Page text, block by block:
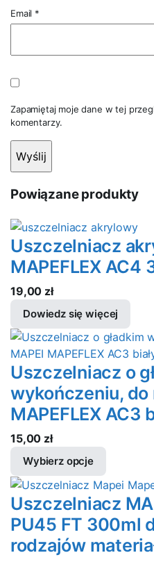
Email *
Zapamiętaj moje dane w tej
komentarzy.
Powiązane produkty
Uszczelniacz
MAPEFLEX AC4
19,00 zł
Dowiedz się więcej
Uszczelniacz o
wykończeniu, do
MAPEFLEX AC3
15,00 zł
Wybierz opcje
Uszczelniacz
PU45 FT 300ml
rodzajów